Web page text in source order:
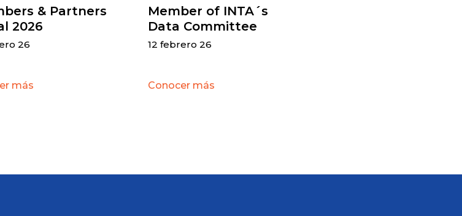
& Partners
2026
26
más
Member of INTA´s
Data Committee
12 febrero 26
Conocer más